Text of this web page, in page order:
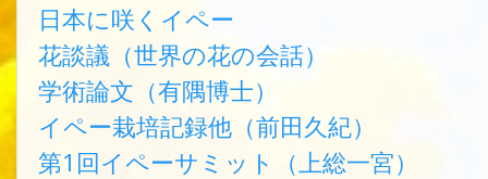
日本に咲くイペー
花談議（世界の花の会話）
学術論文（有隅博士）
イペー栽培記録他（前田久紀）
第1回イペーサミット（上総一宮）